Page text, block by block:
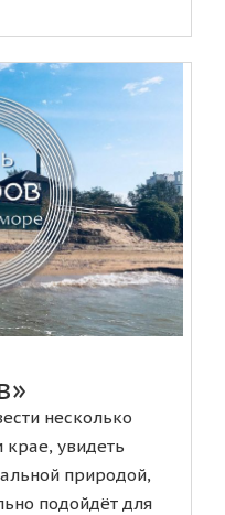
несколько
увидеть
природой,
подойдёт для